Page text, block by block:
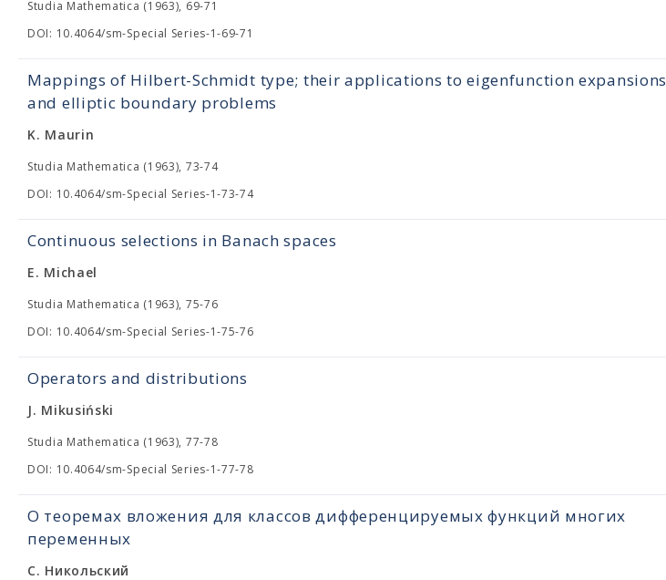
Studia Mathematica (1963), 69-71
DOI: 10.4064/sm-Special Series-1-69-71
Mappings of Hilbert-Schmidt type; their applications to eigenfunction expansions
and elliptic boundary problems
K. Maurin
Studia Mathematica (1963), 73-74
DOI: 10.4064/sm-Special Series-1-73-74
Continuous selections in Banach spaces
E. Michael
Studia Mathematica (1963), 75-76
DOI: 10.4064/sm-Special Series-1-75-76
Operators and distributions
J. Mikusiński
Studia Mathematica (1963), 77-78
DOI: 10.4064/sm-Special Series-1-77-78
О теоремах вложения для классов дифференцируемых функций многих
переменных
С. Никольский